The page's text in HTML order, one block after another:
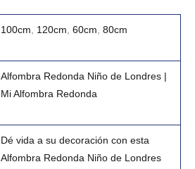
100cm 120cm 60cm 80cm
Alfombra Redonda Niño de Londres |
Mi Alfombra Redonda
Dé vida a su decoración con esta
Alfombra Redonda Niño de Londres